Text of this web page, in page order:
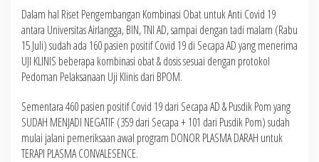
Dalam hal Riset Pengembangan Kombinasi Obat untuk Anti Covid 19
antara Universitas Airlangga, BIN, TNI AD, sampai dengan tadi malam (Rabu
15 Juli) sudah ada 160 pasien positif Covid 19 di Secapa AD yang menerima
UJI KLINIS beberapa kombinasi obat & dosis sesuai dengan protokol
Pedoman Pelaksanaan Uji Klinis dari BPOM.
Sementara 460 pasien positif Covid 19 dari Secapa AD & Pusdik Pom yang
SUDAH MENJADI NEGATIF (359 dari Secapa + 101 dari Pusdik Pom) sudah
mulai jalani pemeriksaan awal program DONOR PLASMA DARAH untuk
TERAPI PLASMA CONVALESENCE.